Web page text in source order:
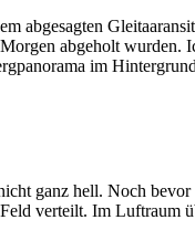
abgesagten
abgeholt
im
ganz hell. Noch
verteilt. Im Luftraum